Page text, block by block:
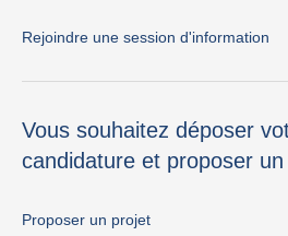
Rejoindre une session d'information
Vous souhaitez déposer
candidature et proposer
Proposer un projet